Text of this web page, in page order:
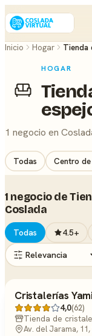
Inicio Hogar Tienda
HOGAR
1 negocio en
Todas Centro
1 negocio de
Coslada
Todas 4.5+
Cristalerías
4,0(62)
Tienda de
Av. del Jarama,